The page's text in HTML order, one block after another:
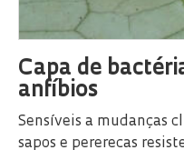
Capa de
anfíbios
Sensíveis a mudanças
sapos e pererecas